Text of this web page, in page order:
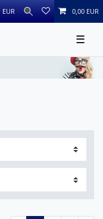
EUR 0,00 EUR
☰